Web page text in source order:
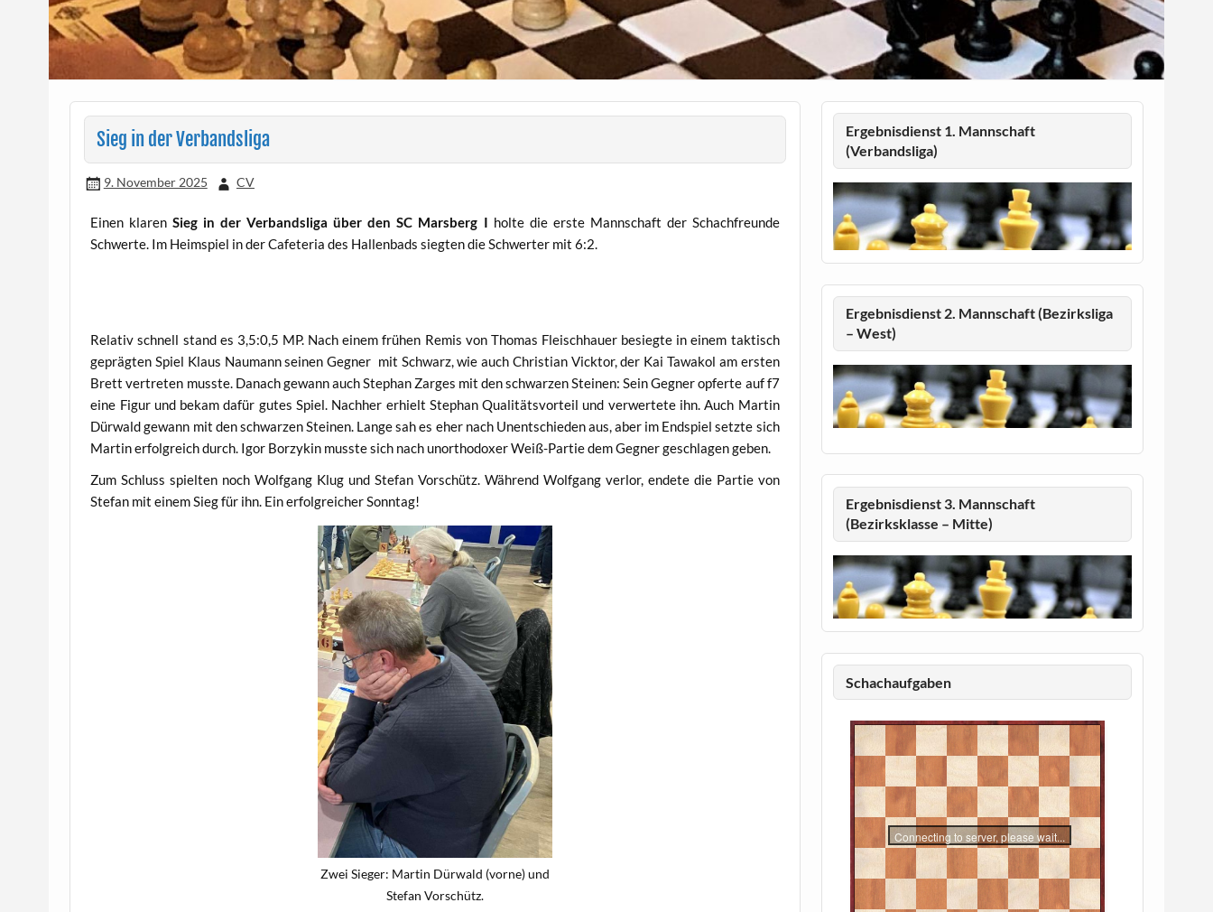
Sieg in der Verbandsliga
9. November 2025 CV
Einen klarenSieg in der Verbandsliga über den SC Marsberg I holte die erste Mannschaft der Schachfreunde
Schwerte. Im Heimspiel in der Cafeteria des Hallenbads siegten die Schwerter mit 6:2.
Relativ schnell stand es 3,5:0,5 MP. Nach einem frühen Remis von Thomas Fleischhauer besiegte in einem taktisch
geprägten Spiel Klaus Naumann seinen Gegner mit Schwarz, wie auch Christian Vicktor, der Kai Tawakol am ersten
Brett vertreten musste. Danach gewann auch Stephan Zarges mit den schwarzen Steinen: Sein Gegner opferte auf f7
eine Figur und bekam dafür gutes Spiel. Nachher erhielt Stephan Qualitätsvorteil und verwertete ihn. Auch Martin
Dürwald gewann mit den schwarzen Steinen. Lange sah es eher nach Unentschieden aus, aber im Endspiel setzte sich
Martin erfolgreich durch. Igor Borzykin musste sich nach unorthodoxer Weiß-Partie dem Gegner geschlagen geben.
Zum Schluss spielten noch Wolfgang Klug und Stefan Vorschütz. Während Wolfgang verlor, endete die Partie von
Stefan mit einem Sieg für ihn. Ein erfolgreicher Sonntag!
Zwei Sieger: Martin Dürwald (vorne) und
Stefan Vorschütz.
Ergebnisdienst 1. Mannschaft
(Verbandsliga)
Ergebnisdienst 2. Mannschaft (Bezirksliga
– West)
Ergebnisdienst 3. Mannschaft
(Bezirksklasse – Mitte)
Schachaufgaben